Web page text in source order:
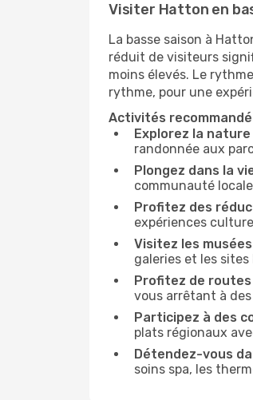
Visiter Hatton en
La basse saison à
réduit de visiteurs
moins élevés. Le
rythme, pour une
Activités
Explorez la
randonnée aux
Plongez dans la
communauté
Profitez des
expériences
Visitez les
galeries et les
Profitez de
vous arrêtant à
Participez à des
plats régionaux
Détendez-vous
soins spa, les